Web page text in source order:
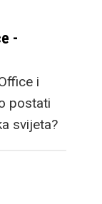
-
i
postati
svijeta?